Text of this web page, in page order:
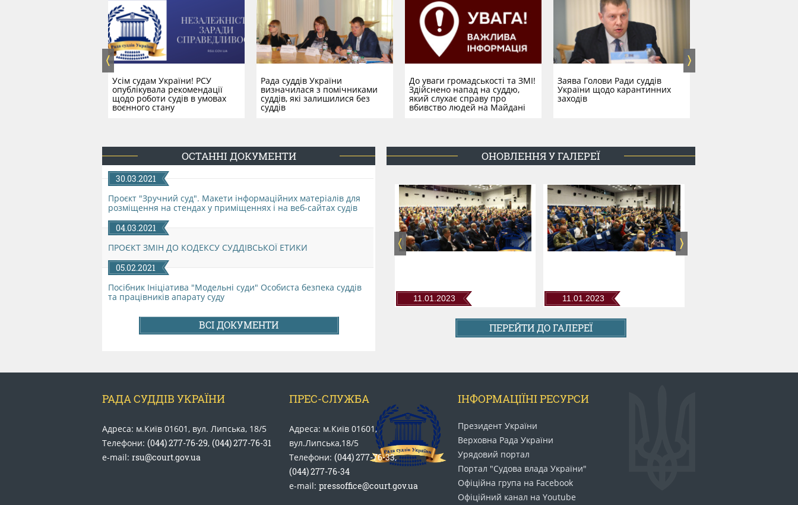
​Усім судам України! РСУ
опублікувала рекомендації
щодо роботи судів в умовах
воєнного стану
Рада суддів України
визначилася з помічниками
суддів, які залишилися без
суддів
До уваги громадськості та ЗМІ!
Здійснено напад на суддю,
який слухає справу про
вбивство людей на Майдані
​Заява Голови Ради суддів
України щодо карантинних
заходів
Звернення Ради суддів
України до Національної
поліції України
З 22 травня 2024 року Уряд врегулював питання
оплати праці працівників
державних органів, судів,
органів та установ системи
правосуддя...
Рада суддів України
затвердила Положення про
автоматизовану систему
документообігу суду (АСДС)
ОСТАННІ ДОКУМЕНТИ
30.03.2021
Проєкт "Зручний суд". Макети інформаційних матеріалів для
розміщення на стендах у приміщеннях і на веб-сайтах судів
04.03.2021
ПРОЄКТ ЗМІН ДО КОДЕКСУ СУДДІВСЬКОЇ ЕТИКИ
05.02.2021
Посібник Ініціатива "Модельні суди" Особиста безпека суддів
та працівників апарату суду
ВСІ ДОКУМЕНТИ
ОНОВЛЕННЯ У ГАЛЕРЕЇ
11.01.2023 11.01.2023
ПЕРЕЙТИ ДО ГАЛЕРЕЇ
РАДА СУДДІВ УКРАЇНИ
Адреса: м.Київ 01601, вул. Липська, 18/5
Телефони: (044) 277-76-29, (044) 277-76-31
e-mail: rsu@court.gov.ua
ПРЕС-СЛУЖБА
Адреса: м.Київ 01601,
вул.Липська,18/5
Телефони: (044) 277-76-33,
(044) 277-76-34
e-mail: pressoffice@court.gov.ua
ІНФОРМАЦІЇНІ РЕСУРСИ
Президент України
Верховна Рада України
Урядовий портал
Портал "Судова влада України"
Офіційна група на Facebook
Офіційний канал на Youtube